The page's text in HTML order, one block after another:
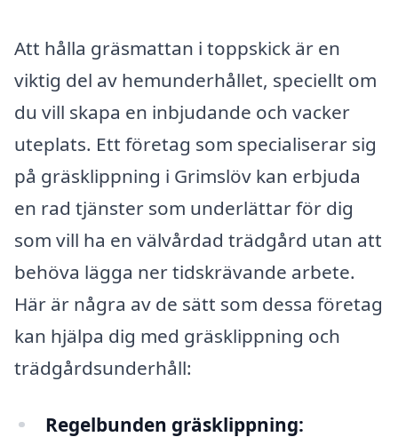
Att hålla gräsmattan i toppskick är en
viktig del av hemunderhållet, speciellt om
du vill skapa en inbjudande och vacker
uteplats. Ett företag som specialiserar sig
på gräsklippning i Grimslöv kan erbjuda
en rad tjänster som underlättar för dig
som vill ha en välvårdad trädgård utan att
behöva lägga ner tidskrävande arbete.
Här är några av de sätt som dessa företag
kan hjälpa dig med gräsklippning och
trädgårdsunderhåll:
Regelbunden gräsklippning: